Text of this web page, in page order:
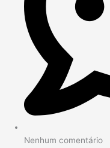
Nenhum comentário